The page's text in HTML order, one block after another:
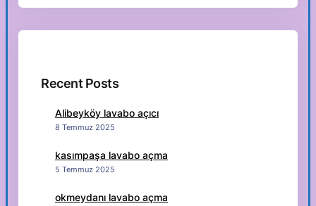
Recent Posts
Alibeyköy lavabo açıcı
8 Temmuz 2025
kasımpaşa lavabo açma
5 Temmuz 2025
okmeydanı lavabo açma